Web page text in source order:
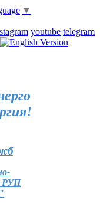
▼
youtube telegram
РУП